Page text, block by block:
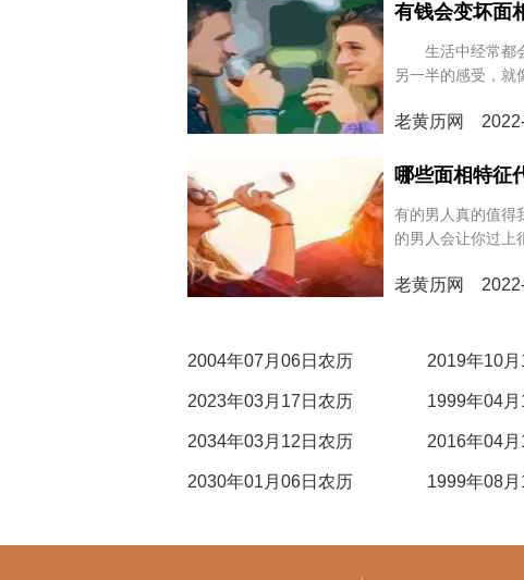
有钱会变坏面
生活中经常都会
另一半的感受，就
老黄历网
哪些面相特征
嫁
有的男人真的值得
的男人会让你过上
老黄历网
2004年07月06日农历 2019年10
2023年03月17日农历 1999年04
2034年03月12日农历 2016年04
2030年01月06日农历 1999年08